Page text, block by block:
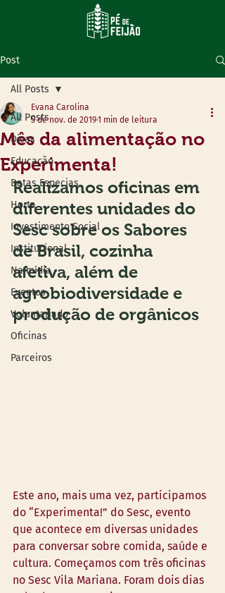
Post
All Posts
Dicas
Educação
Datas Especias
Horta
Investimento Social
Institucional
Na mídia
Eventos
Voluntariado
Oficinas
Parceiros
All Posts
Mês da alimentação no
Experimenta!
Evana Carolina
5 de nov. de 20191 min de leitura
Realizamos oficinas em
diferentes unidades do
Sesc sobre os Sabores
de Brasil, cozinha
afetiva, além de
agrobiodiversidade e
produção de orgânicos
Este ano, mais uma vez, participamos
do “Experimenta!” do Sesc, evento
que acontece em diversas unidades
para conversar sobre comida, saúde e
cultura. Começamos com três oficinas
no Sesc Vila Mariana. Foram dois dias